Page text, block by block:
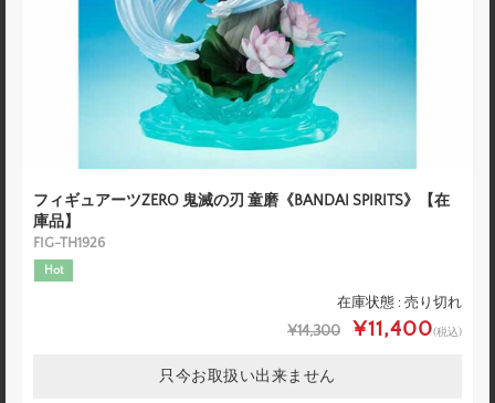
フィギュアーツZERO 鬼滅の刃 童磨《BANDAI SPIRITS》【在
庫品】
FIG-TH1926
Hot
在庫状態 : 売り切れ
¥14,300 ¥11,400(税込)
只今お取扱い出来ません